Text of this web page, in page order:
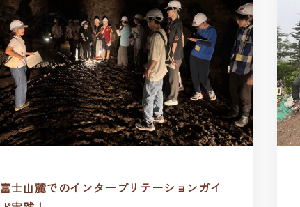
富士山麓でのインタープリテーションガイ